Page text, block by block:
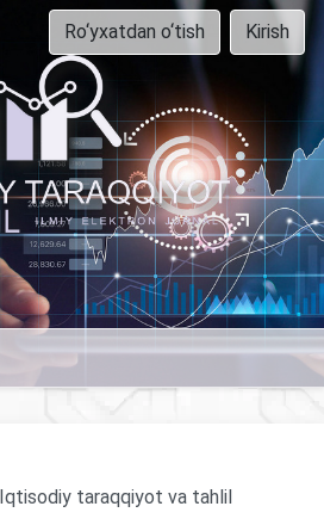
Ro‘yxatdan o‘tish Kirish
taraqqiyot va tahlil